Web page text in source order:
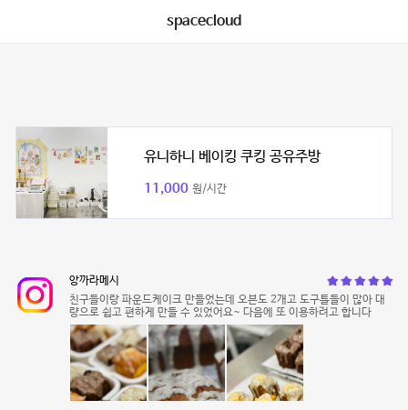
spacecloud
유니하니 베이킹 쿠킹 공유주방
11,000 원/시간
앙까라메시
친구들이랑 파운드케이크 만들었는데 오븐도 2개고 도구틀들이 많아 대
량으로 쉽고 편하게 만들 수 있었어요~ 다음에 또 이용하려고 합니다